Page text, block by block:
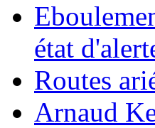
état
Routes
Arnaud